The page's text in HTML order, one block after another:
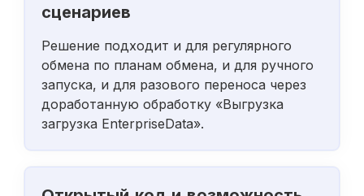
сценариев
Решение подходит и для регулярного
обмена по планам обмена, и для ручного
запуска, и для разового переноса через
доработанную обработку «Выгрузка
загрузка EnterpriseData».